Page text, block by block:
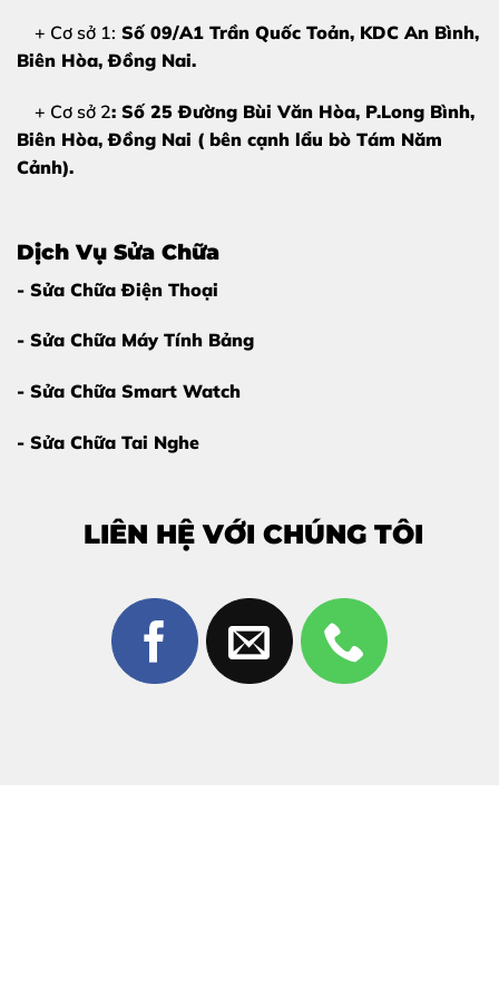
Giữa rất nhiều cửa hàng sửa chữa, Thùy Trang Mobile
luôn được khách hàng tin tưởng nhờ những ưu điểm nổi
Kỹ thuật viên tay nghề cao, chuyên Apple Watch
Trang thiết bị ép kính hiện đại
Không tráo linh kiện – sửa trực tiếp trước khách
Giá cả minh bạch, báo đúng bệnh – đúng giá
Ép kính Apple Watch Series 9 tại Biên Hòa
lượng.
Bảng Giá Ép Kính Apple Watch Series 9
Do giá linh kiện có thể thay đổi theo thời điểm và tình
trạng máy,Thùy Trang Mobile khuyến khích khách
Hotline – Zalo:
+ Cơ sở 1: Số 09/A1 Trần Quốc Toản, KDC An Bình,
Biên Hòa, Đồng Nai.
+ Cơ sở 2: Số 25 Đường Bùi Văn Hòa, P.Long Bình,
Biên Hòa, Đồng Nai ( bên cạnh lẩu bò Tám Năm
Cảnh).
Dịch Vụ Sửa Chữa
- Sửa Chữa Điện Thoại
- Sửa Chữa Máy Tính Bảng
- Sửa Chữa Smart Watch
- Sửa Chữa Tai Nghe
LIÊN HỆ VỚI CHÚNG TÔI